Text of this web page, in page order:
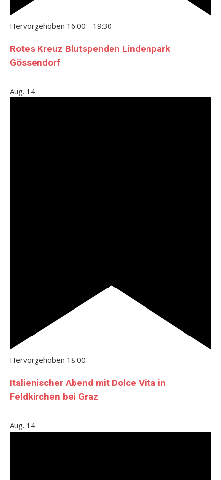
Hervorgehoben 16:00 - 19:30
Rotes Kreuz Blutspenden Lindenpark
Gössendorf
Aug. 14
Hervorgehoben 18:00
Italienischer Abend mit Dolce Vita in
Feldkirchen bei Graz
Aug. 14